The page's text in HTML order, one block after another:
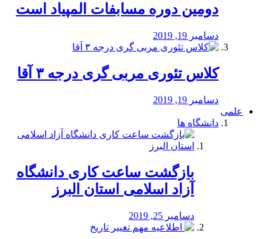
دومین دوره مسابفات المپیاد است
دسامبر 19, 2019
کلاس تئوری مربی گری درجه ۳ آقا
دسامبر 19, 2019
علمی
دانشگاه ها
بازگشت ساعت کاری دانشگاه
آزاد اسلامی استان البرز
دسامبر 25, 2019